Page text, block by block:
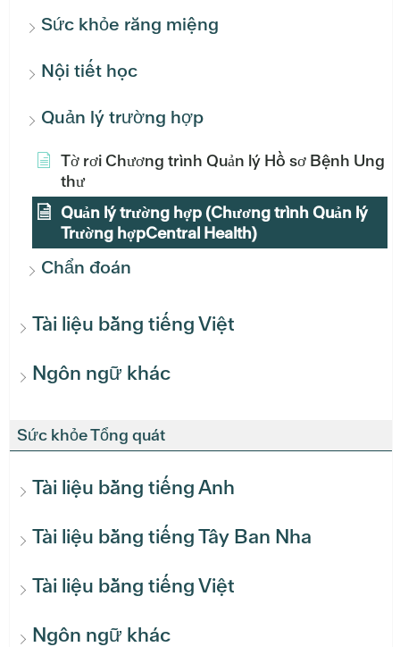
Sức khỏe răng miệng
Nội tiết học
Quản lý trường hợp
Tờ rơi Chương trình Quản lý Hồ sơ Bệnh Ung
thư
Quản lý trường hợp (Chương trình Quản lý
Trường hợpCentral Health)
Chẩn đoán
Tài liệu bằng tiếng Việt
Ngôn ngữ khác
Sức khỏe Tổng quát
Tài liệu bằng tiếng Anh
Tài liệu bằng tiếng Tây Ban Nha
Tài liệu bằng tiếng Việt
Ngôn ngữ khác